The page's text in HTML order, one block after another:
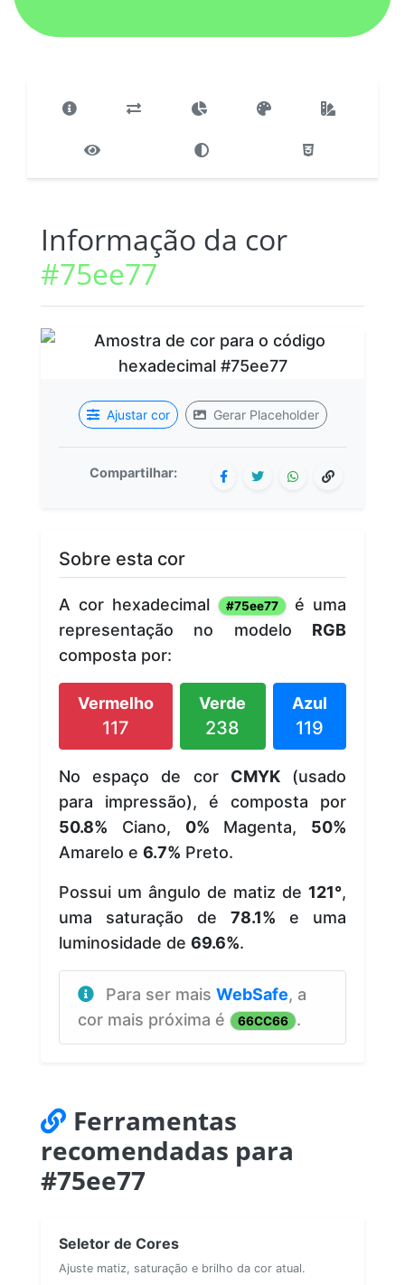
Informação da cor
#75ee77
Ajustar cor Gerar Placeholder
Compartilhar:
Sobre esta cor
A cor hexadecimal #75ee77
é uma
representação no modelo RGB
composta por:
Vermelho
117
Verde
238
Azul
119
No espaço de cor CMYK(usado
para impressão), é composta por
50.8% Ciano, 0% Magenta, 50%
Amarelo e 6.7% Preto.
Possui um ângulo de matiz de 121°,
uma saturação de 78.1% e uma
luminosidade de 69.6%.
Para ser mais WebSafe, a
cor mais próxima é
66CC66 .
Ferramentas
recomendadas para
#75ee77
Seletor de Cores
Ajuste matiz, saturação e brilho da cor atual.